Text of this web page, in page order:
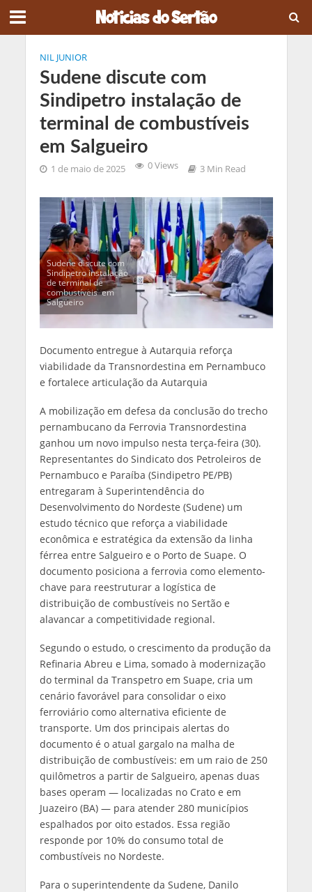
NIL JUNIOR
Sudene discute com
Sindipetro instalação de
terminal de combustíveis
em Salgueiro
1 de maio de 2025 0 Views 3 Min Read
Sudene discute com
Sindipetro instalação
de terminal de
combustíveis em
Salgueiro
Documento entregue à Autarquia reforça
viabilidade da Transnordestina em Pernambuco
e fortalece articulação da Autarquia
A mobilização em defesa da conclusão do trecho
pernambucano da Ferrovia Transnordestina
ganhou um novo impulso nesta terça-feira (30).
Representantes do Sindicato dos Petroleiros de
Pernambuco e Paraíba (Sindipetro PE/PB)
entregaram à Superintendência do
Desenvolvimento do Nordeste (Sudene) um
estudo técnico que reforça a viabilidade
econômica e estratégica da extensão da linha
férrea entre Salgueiro e o Porto de Suape. O
documento posiciona a ferrovia como elemento-
chave para reestruturar a logística de
distribuição de combustíveis no Sertão e
alavancar a competitividade regional.
Segundo o estudo, o crescimento da produção da
Refinaria Abreu e Lima, somado à modernização
do terminal da Transpetro em Suape, cria um
cenário favorável para consolidar o eixo
ferroviário como alternativa eficiente de
transporte. Um dos principais alertas do
documento é o atual gargalo na malha de
distribuição de combustíveis: em um raio de 250
quilômetros a partir de Salgueiro, apenas duas
bases operam — localizadas no Crato e em
Juazeiro (BA) — para atender 280 municípios
espalhados por oito estados. Essa região
responde por 10% do consumo total de
combustíveis no Nordeste.
Para o superintendente da Sudene, Danilo